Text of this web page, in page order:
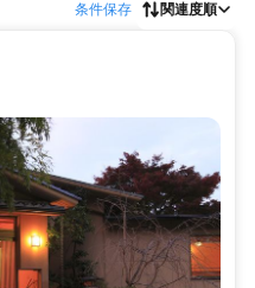
条件保存 関連度順